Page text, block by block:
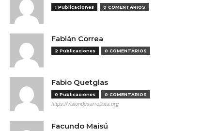
1 Publicaciones 0 COMENTARIOS
Fabián Correa
2 Publicaciones 0 COMENTARIOS
Fabio Quetglas
0 Publicaciones 0 COMENTARIOS
https://visiondesarrollista.org
Facundo Maisú